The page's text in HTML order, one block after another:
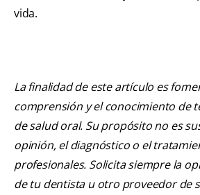
vida.
La finalidad de este artículo es
comprensión y el conocimiento de
de salud oral. Su propósito no es
opinión, el diagnóstico o el
profesionales. Solicita siempre la
de tu dentista u otro proveedor de